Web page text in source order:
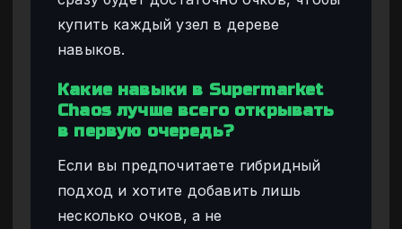
купить каждый узел в дереве
навыков.
Какие навыки в Supermarket
Chaos лучше всего открывать
в первую очередь?
Если вы предпочитаете гибридный
подход и хотите добавить лишь
несколько очков, а не